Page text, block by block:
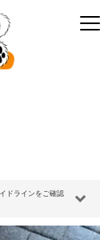
ドラインをご確認